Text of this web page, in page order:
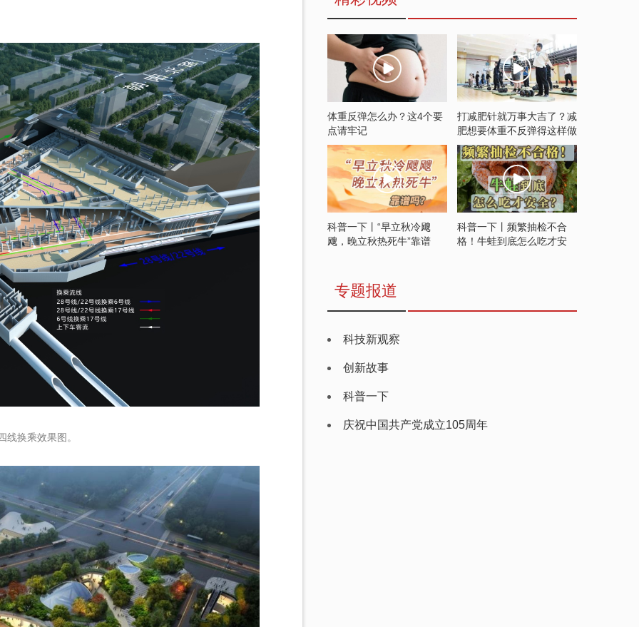
线换乘效果图。
体重反弹怎么办？这4个要
点请牢记
打减肥针就万事大吉了？减
肥想要体重不反弹得这样做
科普一下丨“早立秋冷飕
飕，晚立秋热死牛”靠谱
科普一下丨频繁抽检不合
格！牛蛙到底怎么吃才安
专题报道
科技新观察
创新故事
科普一下
庆祝中国共产党成立105周年